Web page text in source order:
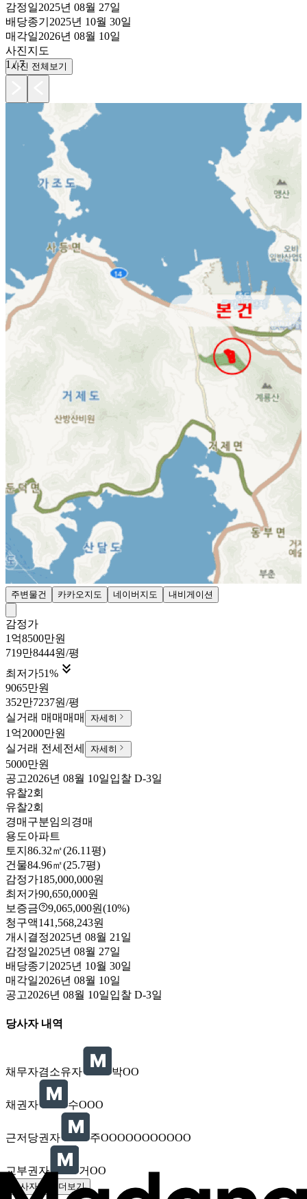
감정일2025년 08월 27일
배당종기 2025년 10월 30일
매각일2026년 08월 10일
사진지도
1 /7
사진 전체보기
주변물건 카카오지도 네이버지도 내비게이션
감정가
1억8500만원
719만8444원/평
최저가51% 
9065만원
352만7237원/평
실거래 매매 매매 자세히
1억2000만원
실거래 전세 전세 자세히
5000만원
공고2026년 08월 10일입찰 D-3일
유찰2회
유찰2회
경매구분임의경매
용도아파트
토지 86.32㎡(26.11평)
건물84.96㎡(25.7평)
감정가185,000,000원
최저가90,650,000원
보증금
9,065,000원(10%)
청구액141,568,243원
개시결정2025년 08월 21일
감정일2025년 08월 27일
배당종기 2025년 10월 30일
매각일2026년 08월 10일
공고2026년 08월 10일입찰 D-3일
당사자 내역
채무자겸소유자 박OO
채권자 수OOO
근저당권자 주OOOOOOOOOOO
교부권자 거OO
당사자내역 더보기